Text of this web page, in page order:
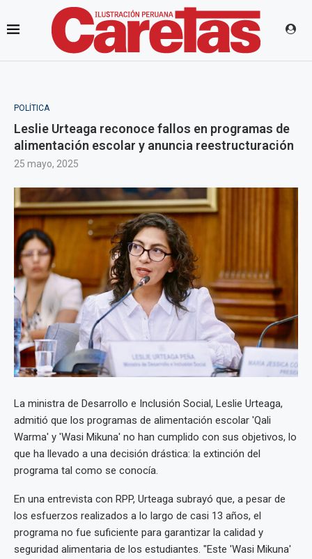
POLÍTICA
Leslie Urteaga reconoce fallos en programas de
alimentación escolar y anuncia reestructuración
25 mayo, 2025
La ministra de Desarrollo e Inclusión Social, Leslie Urteaga,
admitió que los programas de alimentación escolar 'Qali
Warma' y 'Wasi Mikuna' no han cumplido con sus objetivos, lo
que ha llevado a una decisión drástica: la extinción del
programa tal como se conocía.
En una entrevista con RPP, Urteaga subrayó que, a pesar de
los esfuerzos realizados a lo largo de casi 13 años, el
programa no fue suficiente para garantizar la calidad y
seguridad alimentaria de los estudiantes. "Este 'Wasi Mikuna'